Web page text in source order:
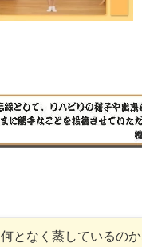
となく蒸しているのか